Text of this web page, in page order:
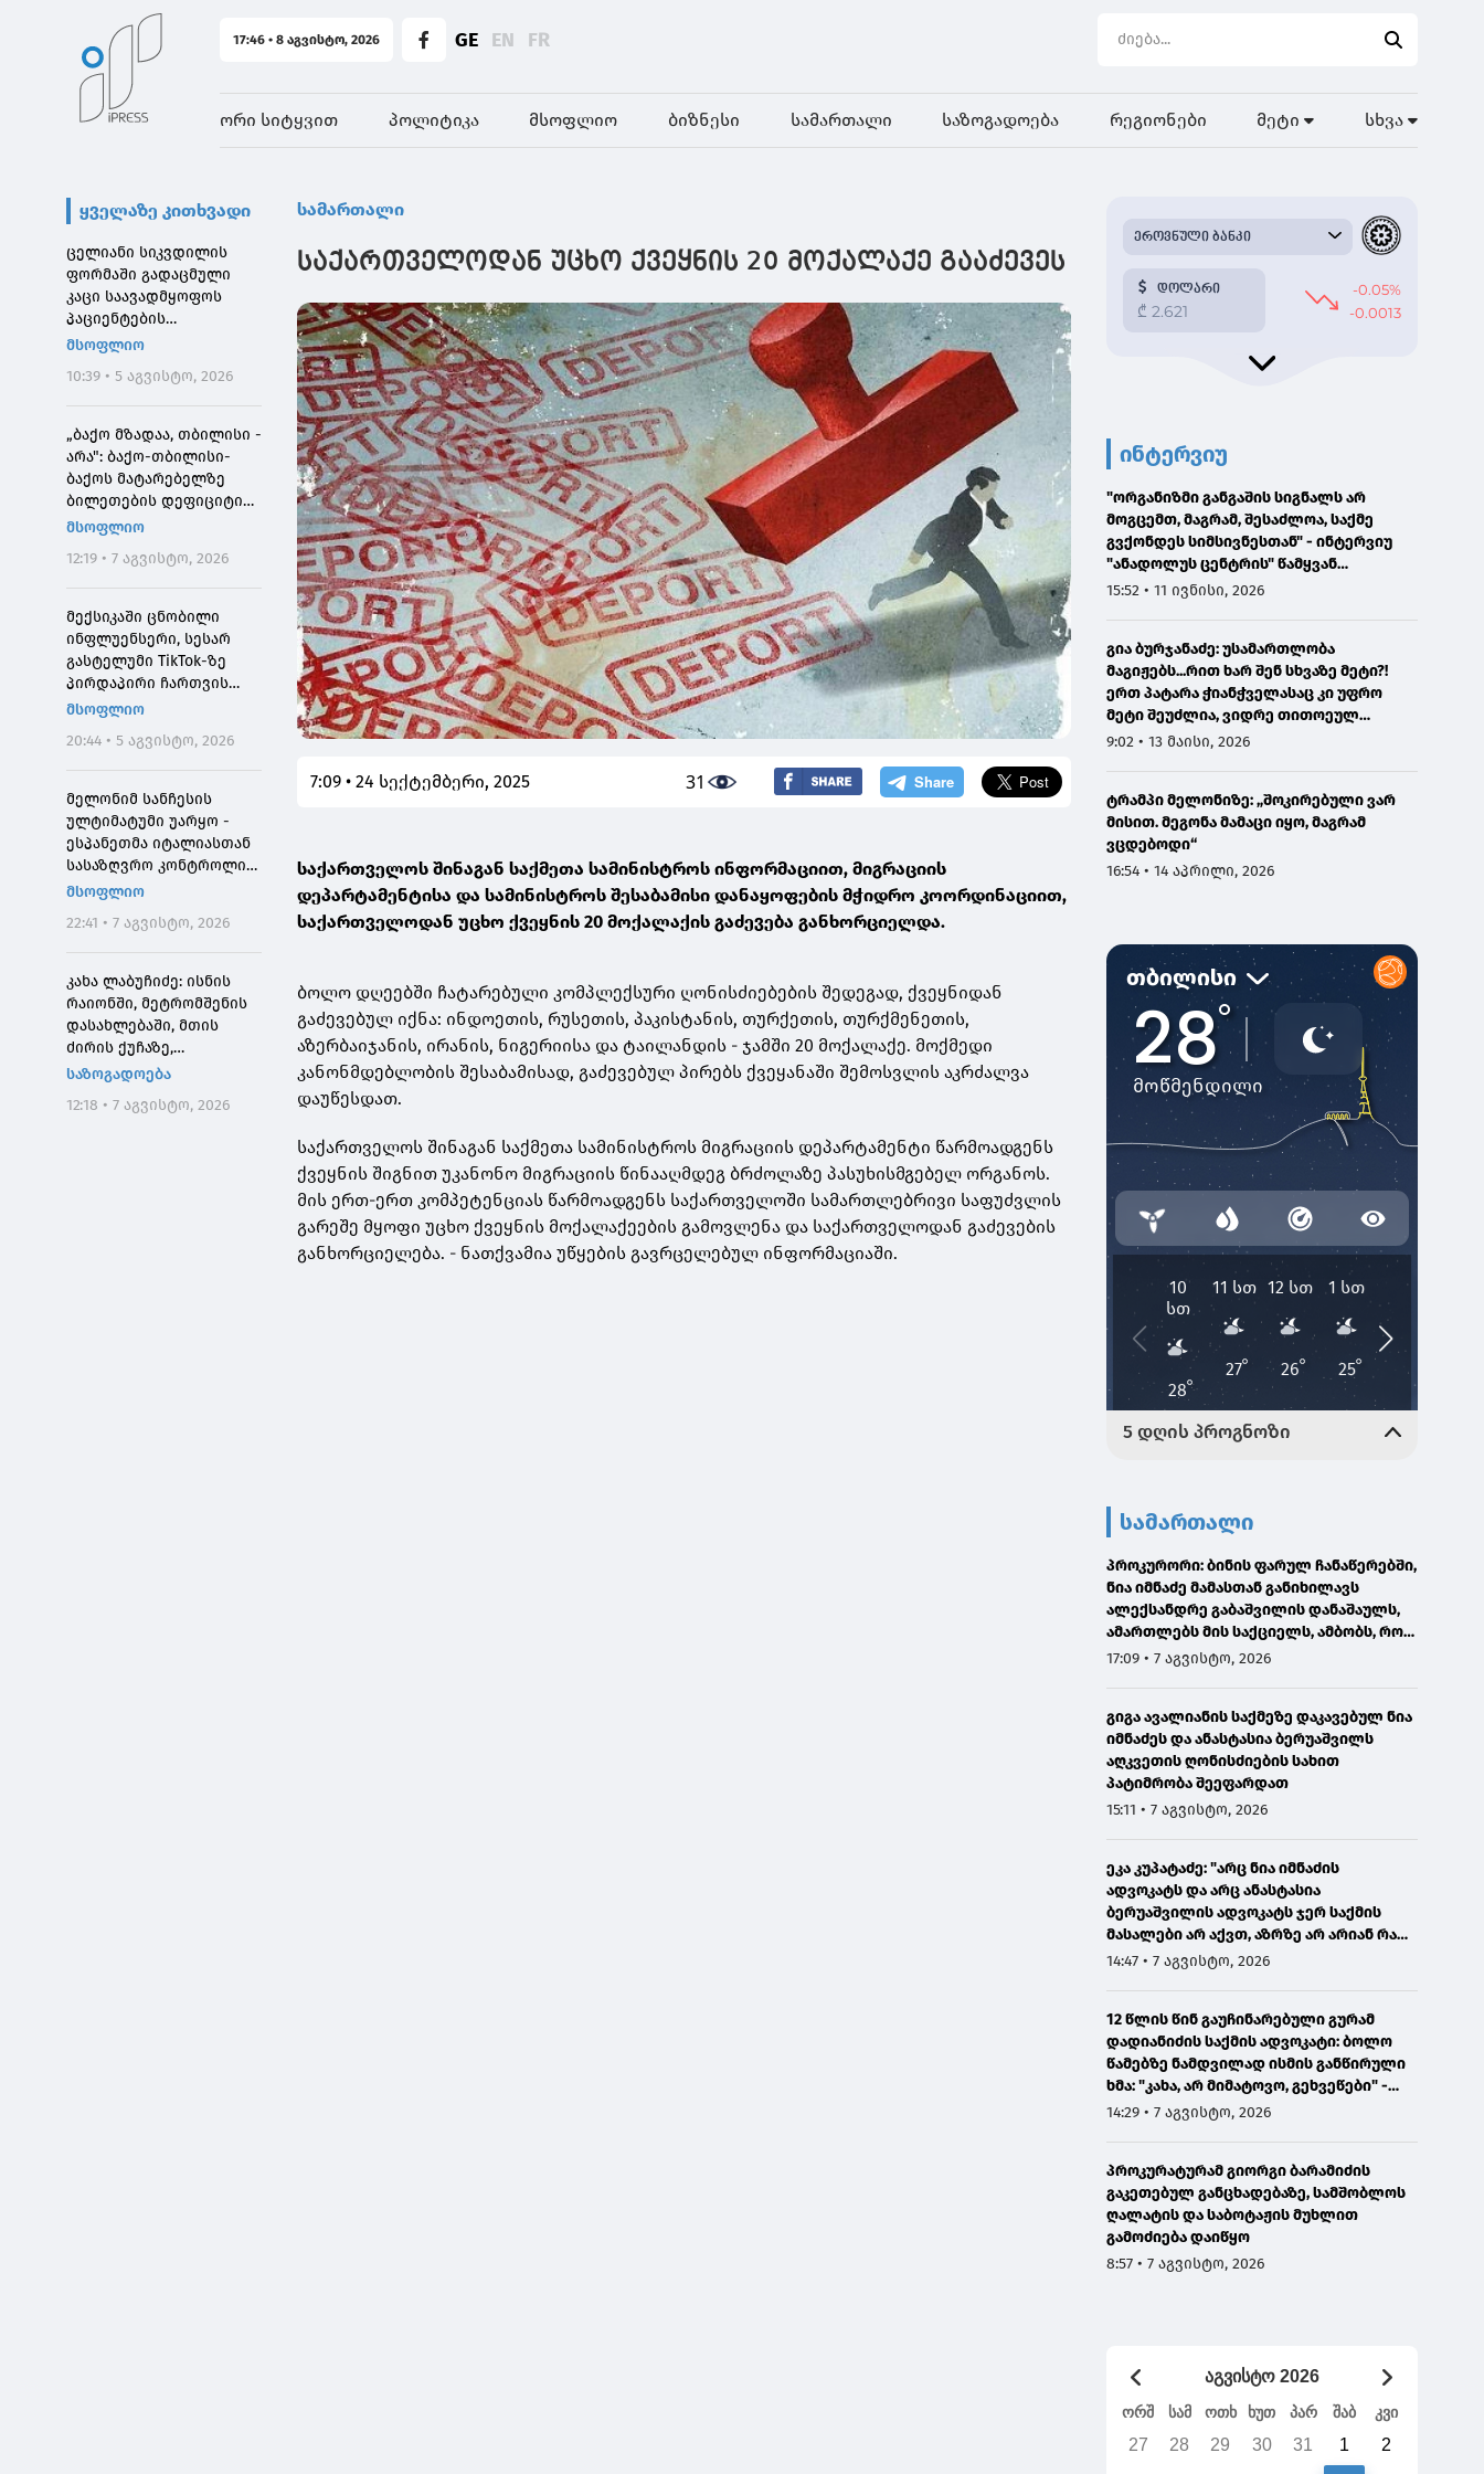
17:46 • 8 აგვისტო, 2026 GE EN FR
ორი სიტყვით პოლიტიკა მსოფლიო ბიზნესი სამართალი საზოგადოება რეგიონები მეტი სხვა
ყველაზე კითხვადი
ცელიანი სიკვდილის
ფორმაში გადაცმული
კაცი საავადმყოფოს
პაციენტების
შეშინებისთვის
მსოფლიო
10:39 • 5 აგვისტო, 2026
„ბაქო მზადაა, თბილისი -
არა": ბაქო-თბილისი-
ბაქოს მატარებელზე
ბილეთების დეფიციტის
მიზეზი
მსოფლიო
12:19 • 7 აგვისტო, 2026
მექსიკაში ცნობილი
ინფლუენსერი, სესარ
გასტელუმი TikTok-ზე
პირდაპირი ჩართვის
დროს მოკლეს
მსოფლიო
20:44 • 5 აგვისტო, 2026
მელონიმ სანჩესის
ულტიმატუმი უარყო -
ესპანეთმა იტალიასთან
სასაზღვრო კონტროლი
დააწესა
მსოფლიო
22:41 • 7 აგვისტო, 2026
კახა ლაბუჩიძე: ისნის
რაიონში, მეტრომშენის
დასახლებაში, მთის
ძირის ქუჩაზე,
მასშტაბური
სამუშაოები ჩატარდება
საზოგადოება
12:18 • 7 აგვისტო, 2026
სამართალი
საქართველოდან უცხო ქვეყნის 20 მოქალაქე გააძევეს
7:09 • 24 სექტემბერი, 2025 31
საქართველოს შინაგან საქმეთა სამინისტროს ინფორმაციით, მიგრაციის
დეპარტამენტისა და სამინისტროს შესაბამისი დანაყოფების მჭიდრო კოორდინაციით,
საქართველოდან უცხო ქვეყნის 20 მოქალაქის გაძევება განხორციელდა.
ბოლო დღეებში ჩატარებული კომპლექსური ღონისძიებების შედეგად, ქვეყნიდან
გაძევებულ იქნა: ინდოეთის, რუსეთის, პაკისტანის, თურქეთის, თურქმენეთის,
აზერბაიჯანის, ირანის, ნიგერიისა და ტაილანდის - ჯამში 20 მოქალაქე. მოქმედი
კანონმდებლობის შესაბამისად, გაძევებულ პირებს ქვეყანაში შემოსვლის აკრძალვა
დაუწესდათ.
საქართველოს შინაგან საქმეთა სამინისტროს მიგრაციის დეპარტამენტი წარმოადგენს
ქვეყნის შიგნით უკანონო მიგრაციის წინააღმდეგ ბრძოლაზე პასუხისმგებელ ორგანოს.
მის ერთ-ერთ კომპეტენციას წარმოადგენს საქართველოში სამართლებრივი საფუძვლის
გარეშე მყოფი უცხო ქვეყნის მოქალაქეების გამოვლენა და საქართველოდან გაძევების
განხორციელება. - ნათქვამია უწყების გავრცელებულ ინფორმაციაში.
ინტერვიუ
"ორგანიზმი განგაშის სიგნალს არ
მოგცემთ, მაგრამ, შესაძლოა, საქმე
გვქონდეს სიმსივნესთან" - ინტერვიუ
"ანადოლუს ცენტრის" წამყვან
ონკოლოგთან
15:52 • 11 ივნისი, 2026
გია ბურჯანაძე: უსამართლობა
მაგიჟებს...რით ხარ შენ სხვაზე მეტი?!
ერთ პატარა ჭიანჭველასაც კი უფრო
მეტი შეუძლია, ვიდრე თითოეულ
ჩვენგანს...
9:02 • 13 მაისი, 2026
ტრამპი მელონიზე: „შოკირებული ვარ
მისით. მეგონა მამაცი იყო, მაგრამ
ვცდებოდი“
16:54 • 14 აპრილი, 2026
სამართალი
პროკურორი: ბინის ფარულ ჩანაწერებში,
ნია იმნაძე მამასთან განიხილავს
ალექსანდრე გაბაშვილის დანაშაულს,
ამართლებს მის საქციელს, ამბობს, რომ
სხვანაირად ვერ მოიქცეოდა
17:09 • 7 აგვისტო, 2026
გიგა ავალიანის საქმეზე დაკავებულ ნია
იმნაძეს და ანასტასია ბერუაშვილს
აღკვეთის ღონისძიების სახით
პატიმრობა შეეფარდათ
15:11 • 7 აგვისტო, 2026
ეკა კუპატაძე: "არც ნია იმნაძის
ადვოკატს და არც ანასტასია
ბერუაშვილის ადვოკატს ჯერ საქმის
მასალები არ აქვთ, აზრზე არ არიან რა
წერია მასალებში"
14:47 • 7 აგვისტო, 2026
12 წლის წინ გაუჩინარებული გურამ
დადიანიძის საქმის ადვოკატი: ბოლო
წამებზე ნამდვილად ისმის განწირული
ხმა: "კახა, არ მიმატოვო, გეხვეწები" -
ვიდეოს დადებას ვაპირებდით
14:29 • 7 აგვისტო, 2026
პროკურატურამ გიორგი ბარამიძის
გაკეთებულ განცხადებაზე, სამშობლოს
ღალატის და საბოტაჟის მუხლით
გამოძიება დაიწყო
8:57 • 7 აგვისტო, 2026
აგვისტო 2026
ორშ სამ ოთხ ხუთ პარ შაბ კვი
27 28 29 30 31 1 2